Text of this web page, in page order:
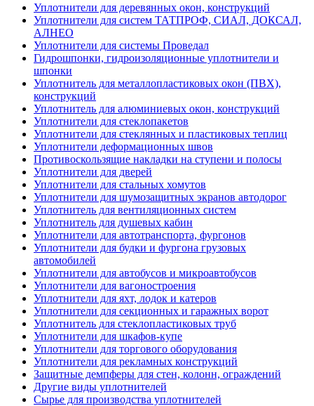
Уплотнители для деревянных окон, конструкций
Уплотнители для систем ТАТПРОФ, СИАЛ, ДОКСАЛ,
АЛНЕО
Уплотнители для системы Проведал
Гидрошпонки, гидроизоляционные уплотнители и
шпонки
Уплотнитель для металлопластиковых окон (ПВХ),
конструкций
Уплотнитель для алюминиевых окон, конструкций
Уплотнители для стеклопакетов
Уплотнители для стеклянных и пластиковых теплиц
Уплотнители деформационных швов
Противоскользящие накладки на ступени и полосы
Уплотнители для дверей
Уплотнители для стальных хомутов
Уплотнители для шумозащитных экранов автодорог
Уплотнитель для вентиляционных систем
Уплотнитель для душевых кабин
Уплотнители для автотранспорта, фургонов
Уплотнители для будки и фургона грузовых
автомобилей
Уплотнители для автобусов и микроавтобусов
Уплотнители для вагоностроения
Уплотнители для яхт, лодок и катеров
Уплотнители для секционных и гаражных ворот
Уплотнитель для стеклопластиковых труб
Уплотнители для шкафов-купе
Уплотнители для торгового оборудования
Уплотнители для рекламных конструкций
Защитные демпферы для стен, колонн, ограждений
Другие виды уплотнителей
Сырье для производства уплотнителей